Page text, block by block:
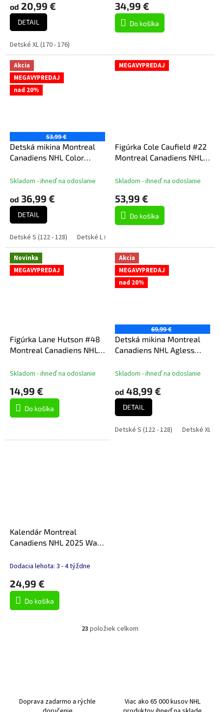
od 20,99 €
DETAIL
Detské XL (170 - 176)
34,99 €
Do košíka
Akcia
MEGAVYPREDAJ
nad 20%
53,99 €
Detská mikina Montreal
Canadiens NHL Color
Skladom - ihneď na odoslanie
od 36,99 €
DETAIL
Detské S (122 - 128) Detské L (158 - 164)
MEGAVYPREDAJ
Figúrka Cole Caufield #22
Montreal Canadiens NHL
Skladom - ihneď na odoslanie
53,99 €
Do košíka
Novinka
MEGAVYPREDAJ
Figúrka Lane Hutson #48
Montreal Canadiens NHL
Skladom - ihneď na odoslanie
14,99 €
Do košíka
Akcia
MEGAVYPREDAJ
nad 20%
69,99 €
Detská mikina Montreal
Canadiens NHL Agless
Skladom - ihneď na odoslanie
od 48,99 €
DETAIL
Detské S (122 - 128) Detské XL
Kalendár Montreal
Canadiens NHL 2025 Wall
Dodacia lehota: 3 - 4 týždne
24,99 €
Do košíka
O
23 položiek celkom
Doprava zadarmo a rýchle
Viac ako 65 000 kusov NHL